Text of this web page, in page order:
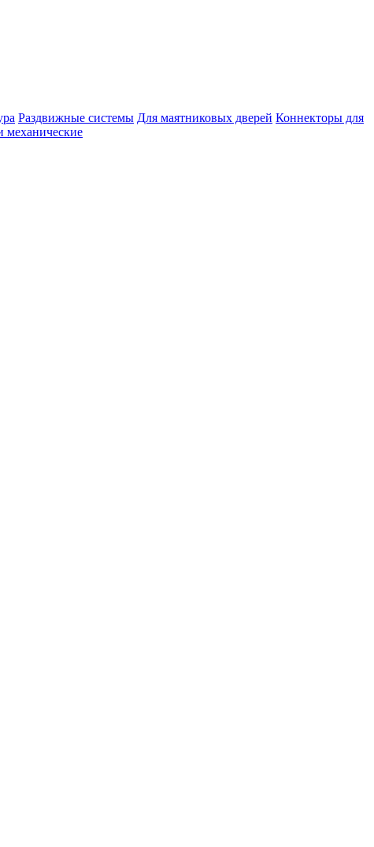
Раздвижные системы Для маятниковых дверей Коннекторы для
механические